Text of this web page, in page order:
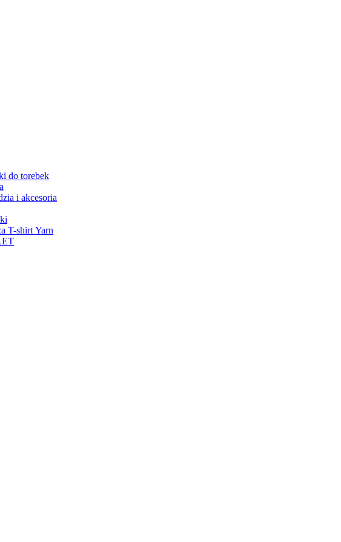
do torebek
i akcesoria
T-shirt Yarn